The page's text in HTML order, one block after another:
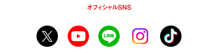
オフィシャルSNS